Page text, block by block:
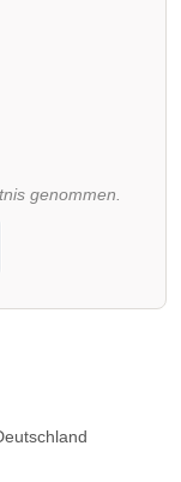
genommen.